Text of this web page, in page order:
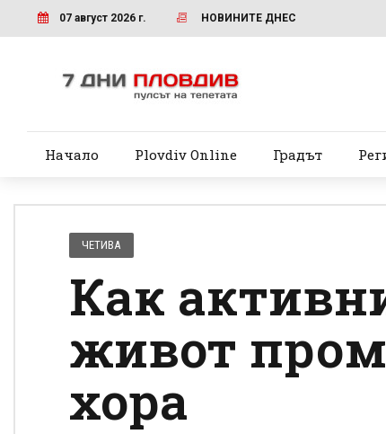
07 август 2026 г. НОВИНИТЕ ДНЕС
Начало Plovdiv Online Градът
ЧЕТИВА
Как
живот
хора